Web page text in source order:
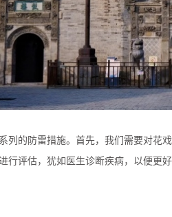
列的防雷措施。首先，我们需要对
评估，犹如医生诊断疾病，以便更好